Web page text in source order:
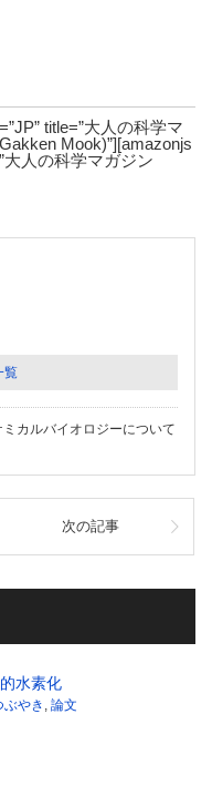
title=”大人の科学マ
Mook)”][amazonjs
大人の科学マガジン
覧
カルバイオロジーについて
次の記事
水素化
ぶやき , 論文